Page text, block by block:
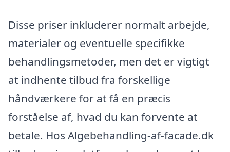
Disse priser inkluderer normalt arbejde,
materialer og eventuelle specifikke
behandlingsmetoder, men det er vigtigt
at indhente tilbud fra forskellige
håndværkere for at få en præcis
forståelse af, hvad du kan forvente at
betale. Hos Algebehandling-af-facade.dk